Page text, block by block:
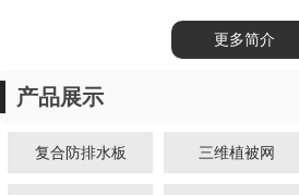
更多简介
产品展示
复合防排水板 三维植被网